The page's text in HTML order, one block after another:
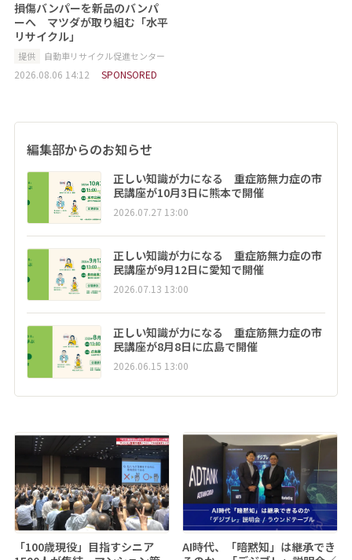
損傷バンパーを新品のバンパ
ーへ マツダが取り組む「水平
リサイクル」
提供 自動車リサイクル促進センター
2026.08.06 14:12 SPONSORED
編集部からのお知らせ
正しい知識が力になる 重症筋無力症の市
民講座が10月3日に熊本で開催
2026.07.27 13:00
正しい知識が力になる 重症筋無力症の市
民講座が9月12日に愛知で開催
2026.07.13 13:00
正しい知識が力になる 重症筋無力症の市
民講座が8月8日に広島で開催
2026.06.15 13:00
「100歳現役」目指すシニア
AI時代、「暗黙知」は継承でき